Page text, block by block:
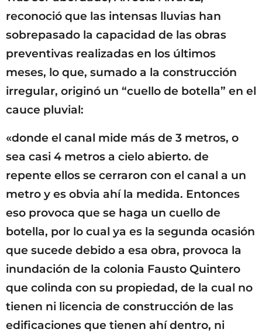
reconoció que las intensas lluvias han
sobrepasado la capacidad de las obras
preventivas realizadas en los últimos
meses, lo que, sumado a la construcción
irregular, originó un “cuello de botella” en el
cauce pluvial:
«donde el canal mide más de 3 metros, o
sea casi 4 metros a cielo abierto. de
repente ellos se cerraron con el canal a un
metro y es obvia ahí la medida. Entonces
eso provoca que se haga un cuello de
botella, por lo cual ya es la segunda ocasión
que sucede debido a esa obra, provoca la
inundación de la colonia Fausto Quintero
que colinda con su propiedad, de la cual no
tienen ni licencia de construcción de las
edificaciones que tienen ahí dentro, ni